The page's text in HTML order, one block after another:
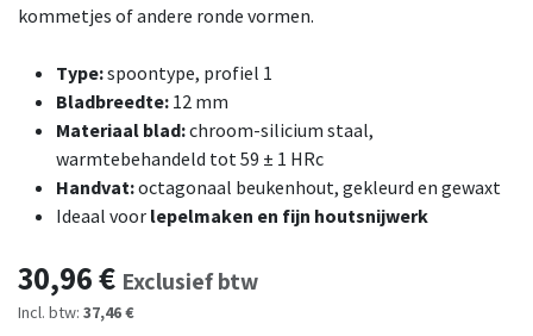
kommetjes of andere ronde vormen.
Type:spoontype, profiel 1
Bladbreedte: 12 mm
Materiaal blad:chroom-silicium staal,
warmtebehandeld tot 59 ± 1 HRc
Handvat:octagonaal beukenhout, gekleurd en gewaxt
Ideaal voor lepelmaken en fijn houtsnijwerk
30,96€ Exclusief btw
Incl. btw: 37,46 €